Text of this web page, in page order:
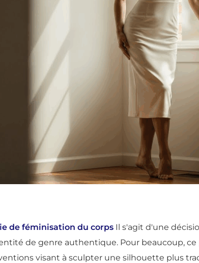
de féminisation du corps Il s'agit d'une
de genre authentique. Pour beaucoup,
visant à sculpter une silhouette plus